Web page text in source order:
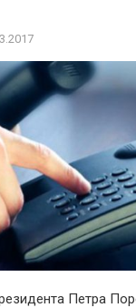
Петра